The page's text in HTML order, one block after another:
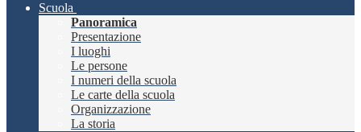
Scuola
Panoramica
Presentazione
I luoghi
Le persone
I numeri della scuola
Le carte della scuola
Organizzazione
La storia